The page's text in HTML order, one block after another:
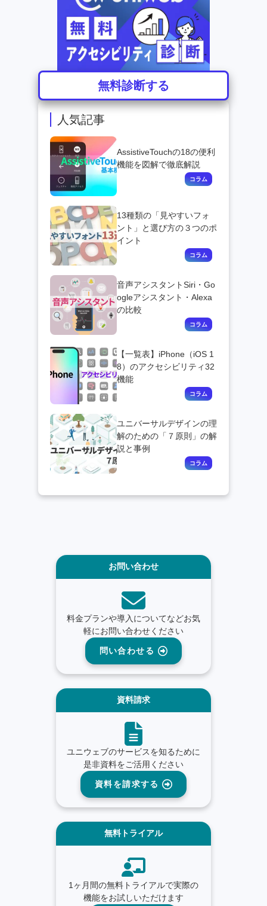
人気記事
AssistiveTouchの18の便利
機能を図解で徹底解説
13種類の「見やすいフォ
ント」と選び方の３つのポ
イント
音声アシスタントSiri・Go
ogleアシスタント・Alexa
の比較
【一覧表】iPhone（iOS 1
8）のアクセシビリティ32
機能
ユニバーサルデザインの理
解のための「７原則」の解
説と事例
無料診断する
お問い合わせ
料金プランや導入についてなどお気
軽にお問い合わせください
問い合わせる
資料請求
ユニウェブのサービスを知るために
是非資料をご活用ください
資料を請求する
無料トライアル
1ヶ月間の無料トライアルで実際の
機能をお試しいただけます